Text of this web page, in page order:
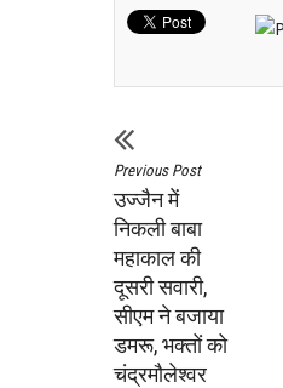
Previous Post
उज्जैन में
निकली बाबा
महाकाल की
दूसरी सवारी,
सीएम ने बजाया
डमरू, भक्तों को
चंद्रमौलेश्वर